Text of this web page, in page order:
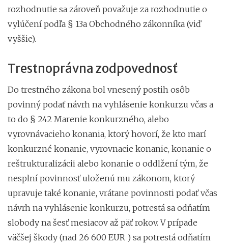
rozhodnutie sa zároveň považuje za rozhodnutie o
vylúčení podľa § 13a Obchodného zákonníka (viď
vyššie).
Trestnoprávna zodpovednosť
Do trestného zákona bol vnesený postih osôb
povinný podať návrh na vyhlásenie konkurzu včas a
to do § 242 Marenie konkurzného, alebo
vyrovnávacieho konania, ktorý hovorí, že kto marí
konkurzné konanie, vyrovnacie konanie, konanie o
reštrukturalizácii alebo konanie o oddlžení tým, že
nesplní povinnosť uloženú mu zákonom, ktorý
upravuje také konanie, vrátane povinnosti podať včas
návrh na vyhlásenie konkurzu, potrestá sa odňatím
slobody na šesť mesiacov až päť rokov. V prípade
väčšej škody (nad 26 600 EUR ) sa potrestá odňatím